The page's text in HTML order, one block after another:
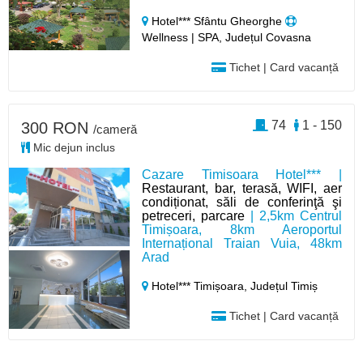
Hotel*** Sfântu Gheorghe
Wellness | SPA, Județul Covasna
Tichet | Card vacanță
Cazare Timisoara Hotel*** |
Restaurant, bar, terasă, WIFI, aer
condiționat, săli de conferinţă şi
petreceri, parcare | 2,5km Centrul
Timișoara, 8km Aeroportul
Internațional Traian Vuia, 48km
Arad
Hotel*** Timișoara,Județul Timiș
Tichet | Card vacanță
300 RON /cameră
Mic dejun inclus
1 - 150
74